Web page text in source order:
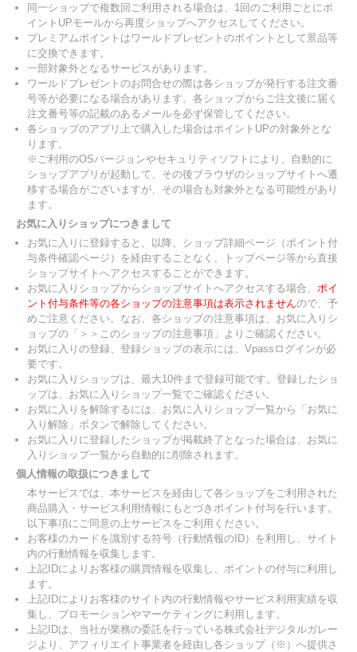
同一ショップで複数回ご利用される場合は、1回のご利用ごとにポ
イントUPモールから再度ショップへアクセスしてください。
プレミアムポイントはワールドプレゼントのポイントとして景品等
に交換できます。
一部対象外となるサービスがあります。
ワールドプレゼントのお問合せの際は各ショップが発行する注文番
号等が必要になる場合があります。各ショップからご注文後に届く
注文番号等の記載のあるメールを必ず保管してください。
各ショップのアプリ上で購入した場合はポイントUPの対象外とな
ります。
※ご利用のOSバージョンやセキュリティソフトにより、自動的に
ショップアプリが起動して、その後ブラウザのショップサイトへ遷
移する場合がございますが、その場合も対象外となる可能性があり
ます。
お気に入りショップにつきまして
お気に入りに登録すると、以降、ショップ詳細ページ（ポイント付
与条件確認ページ）を経由することなく、トップページ等から直接
ショップサイトへアクセスすることができます。
お気に入りショップからショップサイトへアクセスする場合、 ポイ
ント付与条件等の各ショップの注意事項は表示されませんので、予
めご注意ください。なお、各ショップの注意事項は、お気に入りシ
ョップの「＞＞このショップの注意事項」よりご確認ください。
お気に入りの登録、登録ショップの表示には、Vpassログインが必
要です。
お気に入りショップは、最大10件まで登録可能です。登録したショ
ップは、お気に入りショップ一覧でご確認ください。
お気に入りを解除するには、お気に入りショップ一覧から「お気に
入り解除」ボタンで解除してください。
お気に入りに登録したショップが掲載終了となった場合は、お気に
入りショップ一覧から自動的に削除されます。
個人情報の取扱につきまして
本サービスでは、本サービスを経由して各ショップをご利用された
商品購入・サービス利用情報にもとづきポイント付与を行います。
以下事項にご同意の上サービスをご利用ください。
お客様のカードを識別する符号（行動情報のID）を利用し、サイト
内の行動情報を収集します。
上記IDによりお客様の購買情報を収集し、ポイントの付与に利用し
ます。
上記IDによりお客様のサイト内の行動情報やサービス利用実績を収
集し、プロモーションやマーケティングに利用します。
上記IDは、当社が業務の委託を行っている株式会社デジタルガレー
ジより、アフィリエイト事業者を経由し各ショップ（※）へ提供さ